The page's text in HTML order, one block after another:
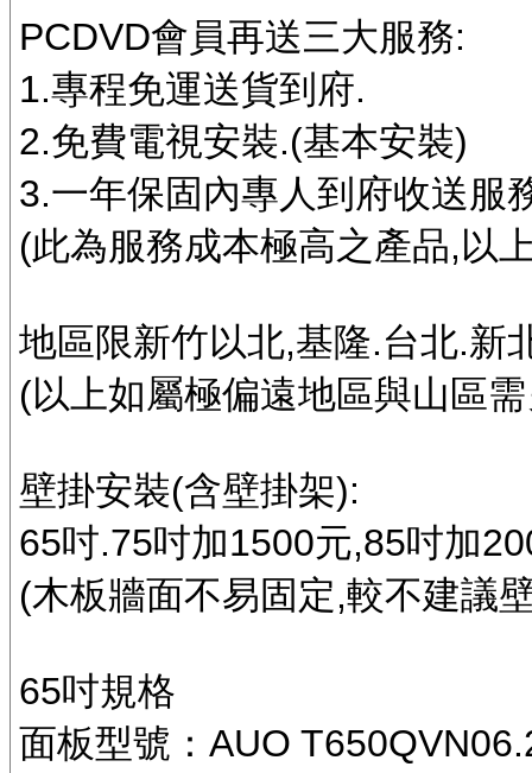
PCDVD會員再送三大服務:
1.專程免運送貨到府.
2.免費電視安裝.(基本安裝)
3.一年保固內專人到府收送服
(此為服務成本極高之產品,以
地區限新竹以北,基隆.台北.新
(以上如屬極偏遠地區與山區
壁掛安裝(含壁掛架):
65吋.75吋加1500元,85吋加
(木板牆面不易固定,較不建議
65吋規格
面板型號：AUO